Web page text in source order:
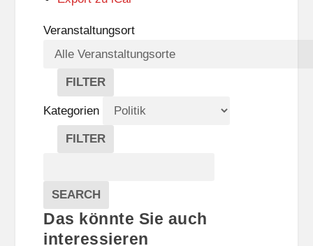
Veranstaltungsort
FILTER
V
E
R
A
A
L
T
U
Kategorien
FILTER
E
G
O
R
Veranstaltungen
SEARCH
Das könnte Sie auch
interessieren